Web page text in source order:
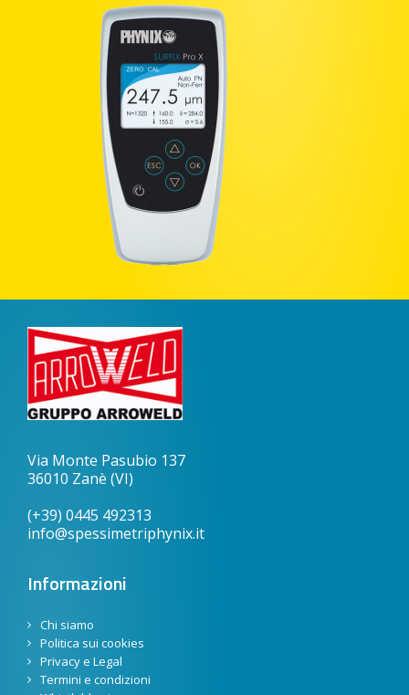
Via Monte Pasubio 137
36010 Zanè (VI)
(+39) 0445 492313
info@spessimetriphynix.it
Informazioni
Chi siamo
Politica sui cookies
Privacy e Legal
Termini e condizioni